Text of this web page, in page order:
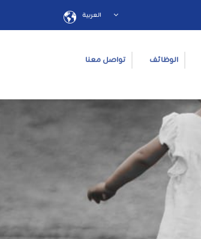
العربية
الوظائف تواصل معنا